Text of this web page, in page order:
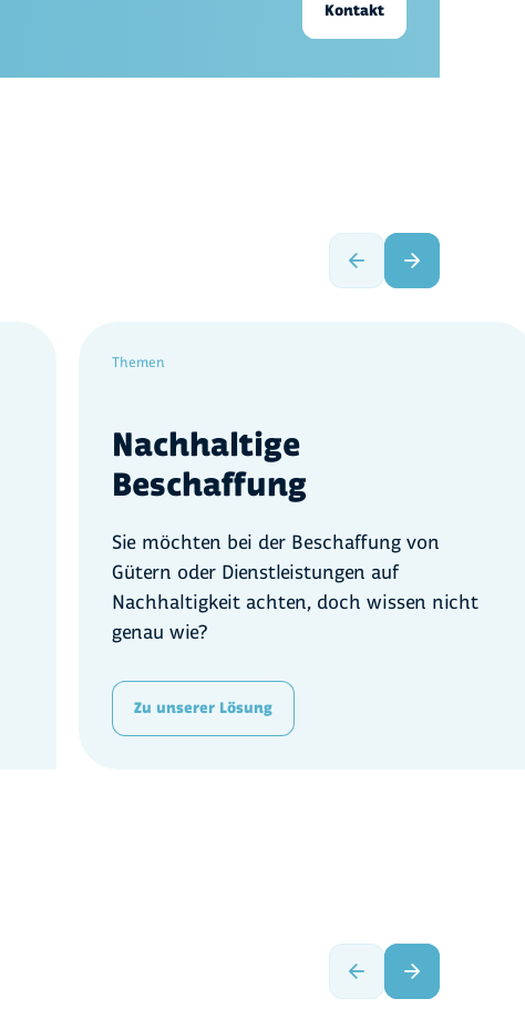
Kontakt
Themen
Nachhaltige
Beschaffung
Sie möchten bei der Beschaffung von
Gütern oder Dienstleistungen auf
Nachhaltigkeit achten, doch wissen nicht
genau wie?
Zu unserer Lösung